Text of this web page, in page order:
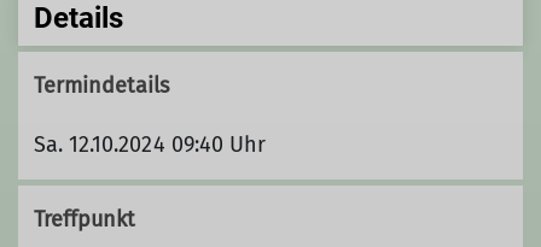
Details
Termindetails
Sa. 12.10.2024 09:40 Uhr
Treffpunkt